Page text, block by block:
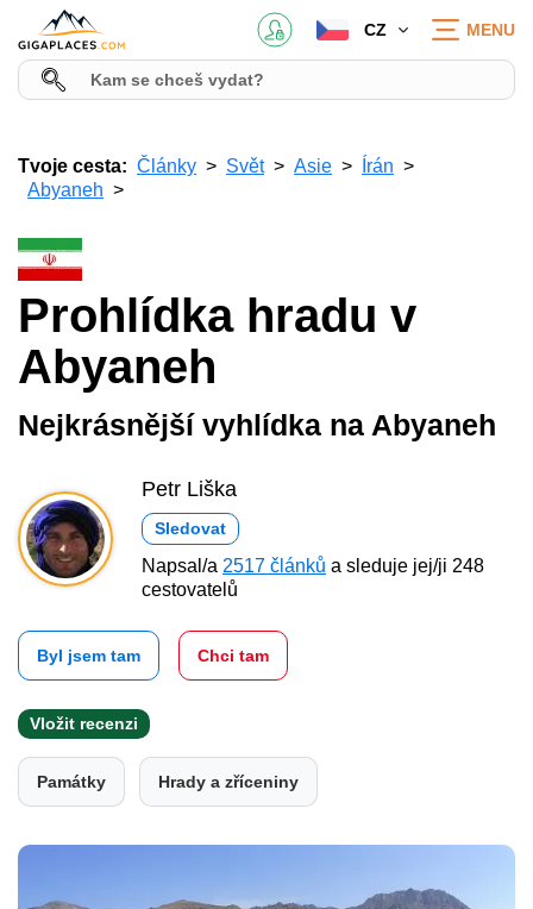
CZ MENU
Tvoje cesta: Články Svět Asie
Írán
Abyaneh
Prohlídka hradu v
Abyaneh
Nejkrásnější vyhlídka na Abyaneh
Petr Liška
Sledovat
Napsal/a 2517 článků a sleduje jej/ji 248
cestovatelů
Byl jsem tam Chci tam
Vložit recenzi
Památky Hrady a zříceniny